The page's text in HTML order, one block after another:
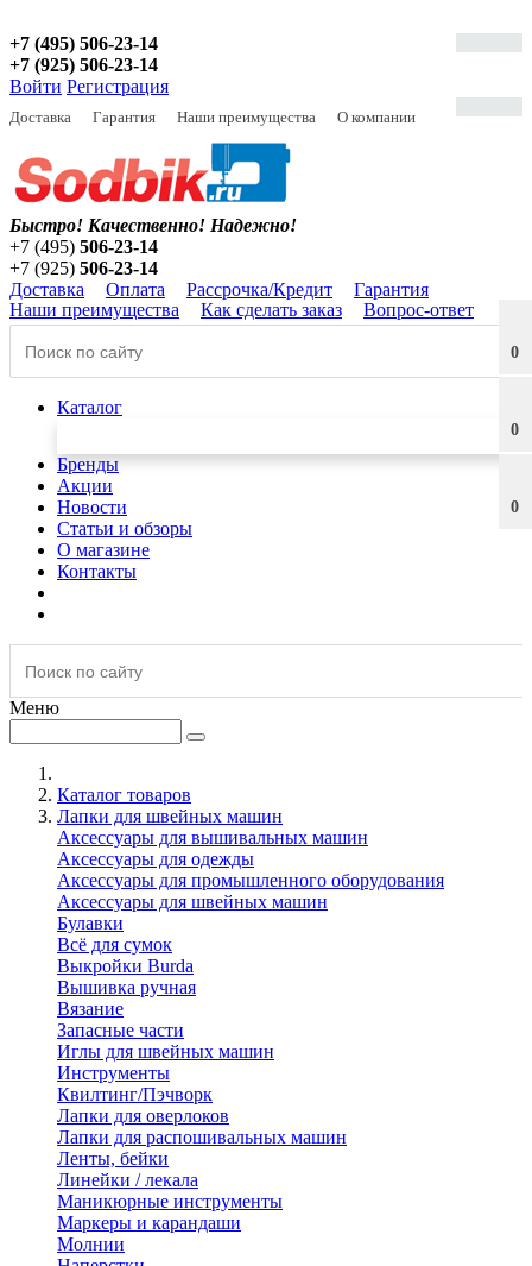
+7 (495) 506-23-14
+7 (925) 506-23-14
Войти Регистрация
Доставка Гарантия Наши преимущества О компании
0
0
0
Быстро! Качественно! Надежно!
+7 (495) 506-23-14
+7 (925) 506-23-14
Доставка
Оплата Рассрочка/Кредит
Гарантия
Наши преимущества
Как сделать заказ Вопрос-ответ
Каталог
Бренды
Акции
Новости
Статьи и обзоры
О магазине
Контакты
Меню
Каталог товаров
Лапки для швейных машин
Аксессуары для вышивальных машин
Аксессуары для одежды
Аксессуары для промышленного оборудования
Аксессуары для швейных машин
Булавки
Всё для сумок
Выкройки Burda
Вышивка ручная
Вязание
Запасные части
Иглы для швейных машин
Инструменты
Квилтинг/Пэчворк
Лапки для оверлоков
Лапки для распошивальных машин
Ленты, бейки
Линейки / лекала
Маникюрные инструменты
Маркеры и карандаши
Молнии